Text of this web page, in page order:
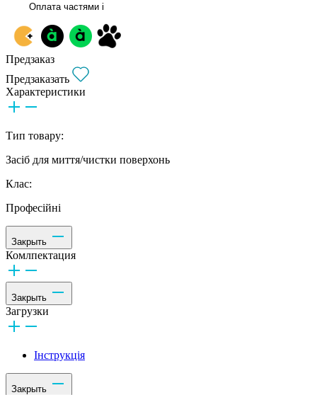
Оплата частями i
Предзаказ
Предзаказать
Характеристики
Тип товару:
Засіб для миття/чистки поверхонь
Клас:
Професійні
Закрыть
Комлпектация
Закрыть
Загрузки
Інструкція
Закрыть